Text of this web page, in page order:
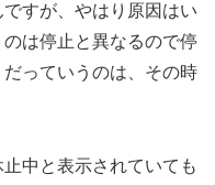
すが、やはり原因はい
は停止と異なるので停
っていうのは、その時
中と表示されていても